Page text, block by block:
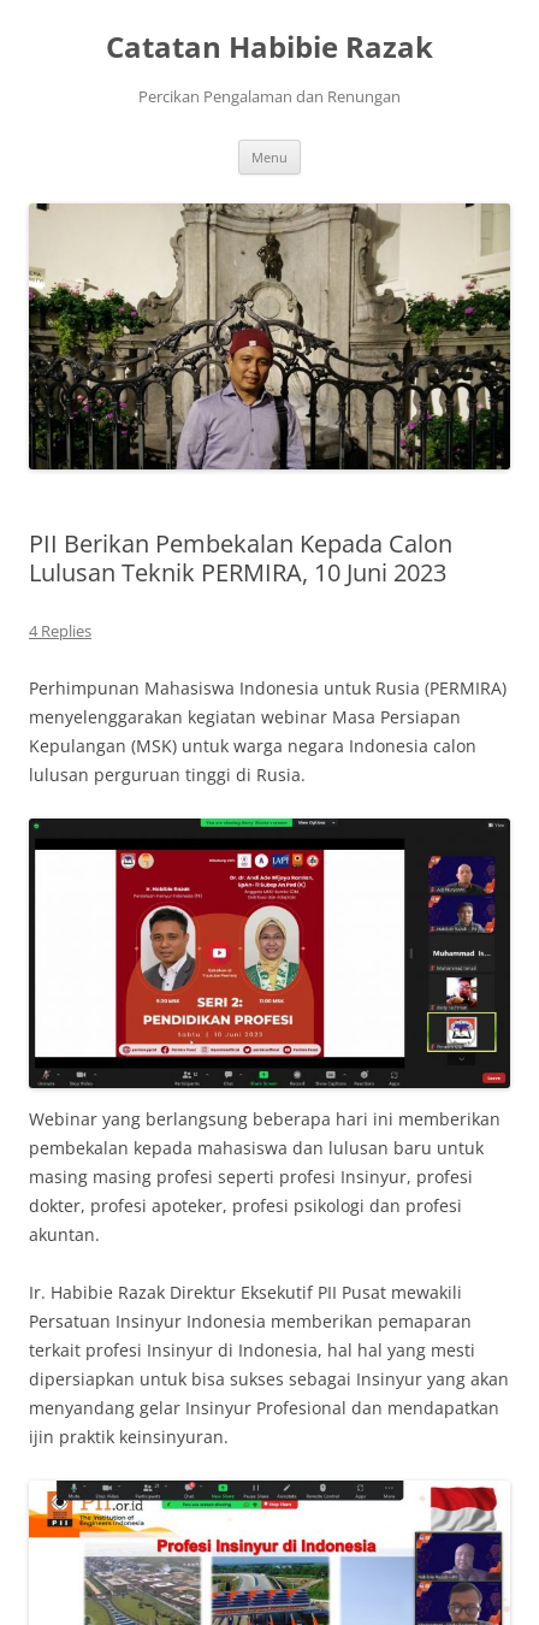
Catatan Habibie Razak
Percikan Pengalaman dan Renungan
Menu
PII Berikan Pembekalan Kepada Calon
Lulusan Teknik PERMIRA, 10 Juni 2023
4 Replies
Perhimpunan Mahasiswa Indonesia untuk Rusia (PERMIRA)
menyelenggarakan kegiatan webinar Masa Persiapan
Kepulangan (MSK) untuk warga negara Indonesia calon
lulusan perguruan tinggi di Rusia.
Webinar yang berlangsung beberapa hari ini memberikan
pembekalan kepada mahasiswa dan lulusan baru untuk
masing masing profesi seperti profesi Insinyur, profesi
dokter, profesi apoteker, profesi psikologi dan profesi
akuntan.
Ir. Habibie Razak Direktur Eksekutif PII Pusat mewakili
Persatuan Insinyur Indonesia memberikan pemaparan
terkait profesi Insinyur di Indonesia, hal hal yang mesti
dipersiapkan untuk bisa sukses sebagai Insinyur yang akan
menyandang gelar Insinyur Profesional dan mendapatkan
ijin praktik keinsinyuran.